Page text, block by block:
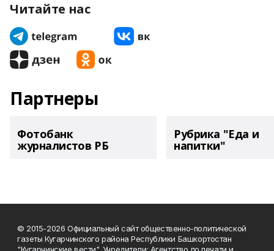
Читайте нас
Партнеры
Фотобанк
журналистов РБ
Рубрика "Еда и
напитки"
© 2015-2026 Официальный сайт общественно-политической
газеты Кугарчинского района Республики Башкортостан
"Кугарчинские вести". Учредители: Агентство по печати и